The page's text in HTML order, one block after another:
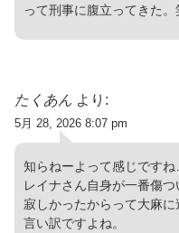
って刑事に腹立ってきた。
たくあん より:
5月 28, 2026 8:07 pm
知らねーよって感じです
レイナさん自身が一番傷つ
寂しかったからって大麻
言い訳ですよね。